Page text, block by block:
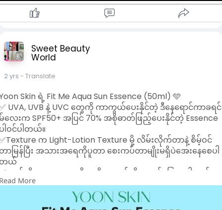
Sweet Beauty
World
2 yrs - Translate
Skin ရဲ့ Fit Me Aqua Sun Essence (50ml) 🩵
UVA, UVB နဲ့ UVC တွေကို ကာကွယ်ပေးနိုင်တဲ့ ဒီနေရောင်ကာခရင်
လေးက SPF50+ အပြင် 70% အစိုဓာတ်ဖြည့်ပေးနိုင်တဲ့ Essence
ါဝင်ပါတယ်။
က Light-Lotion Texture မို့ လိမ်းလိုက်တာနဲ့ စိမ့်ဝင်
ာမြန်ပြီး အသားအရေကိုပူတာ‌ စေးကပ်တာမျိုးမရှိပဲအေးနေစေပါ
ယ်
ဘယ်လိုအသားအရေမျိုးမဆိုတကယ်ကို အဆင်ပြေစေပါတယ်။
sunscreen ဖြစ်ပြီး Sensitive အသားအရေပိုင်ရှင်လေး
ေလဲ စိတ်ချလက်ချ သုံးနိုင်ပါတယ်။
More